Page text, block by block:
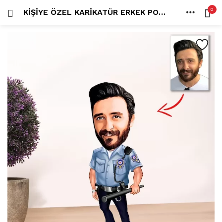
KIŞIYE ÖZEL KARIKATÜR ERKEK POLIS BIBLO MODEL 4 0
Beni hatırla
Şifremi mi kaybettim?
BAYİLİK (1)
HİLALİN RENKLİ DÜNYASI (0)
MK FOTO (1)
Kampanyalı Ürünler (13)
Karikatür Anahtarlık (14)
Karikatür Erkek Anahtarlık (14)
Karikatür Biblo (289)
Karikatür Aile Biblo (2)
Karikatür Erkek Biblo (127)
Karikatür Kadın Biblo (71)
Karikatür Sevgili Biblo (89)